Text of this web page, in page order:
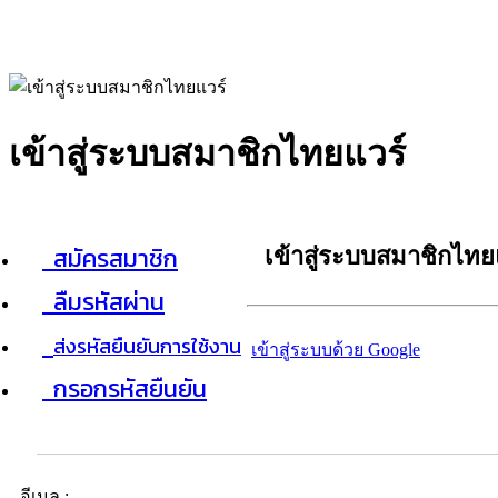
เข้าสู่ระบบสมาชิกไทยแวร์
สมัครสมาชิก
ลืมรหัสผ่าน
ส่งรหัสยืนยันการใช้งาน
กรอกรหัสยืนยัน
เข้าสู่ระบบสมาชิกไท
เข้าสู่ระบบด้วย Google